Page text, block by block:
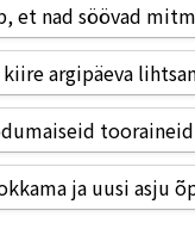
et nad söövad
kiire argipäeva
ja uusi asju